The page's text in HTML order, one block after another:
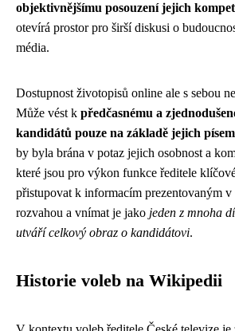
objektivnějšímu posouzení jejich
otevírá prostor pro širší diskusi o
média.
Dostupnost životopisů online ale s sebou
Může vést k předčasnému a
kandidátů pouze na základě jejich
by byla brána v potaz jejich osobnost a
které jsou pro výkon funkce ředitele
přistupovat k informacím prezentovaným v
rozvahou a vnímat je jako jeden z mnoha
utváří celkový obraz o kandidátovi.
Historie voleb na Wikipedii